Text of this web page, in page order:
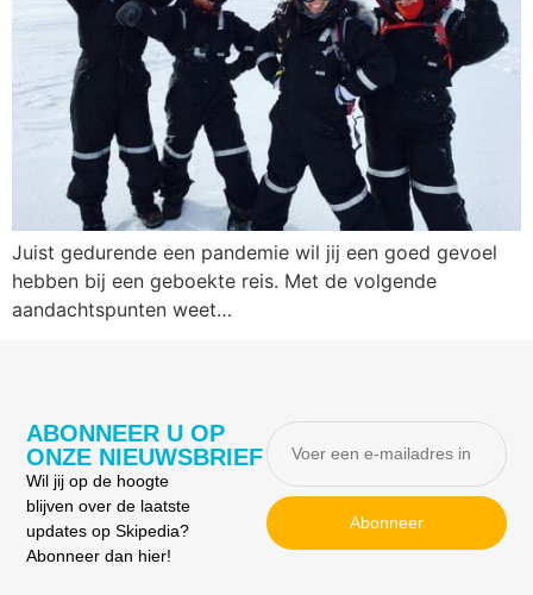
Juist gedurende een pandemie wil jij een goed gevoel
hebben bij een geboekte reis. Met de volgende
aandachtspunten weet…
ABONNEER U OP
ONZE NIEUWSBRIEF
Wil jij op de hoogte
blijven over de laatste
updates op Skipedia?
Abonneer dan hier!
Abonneer